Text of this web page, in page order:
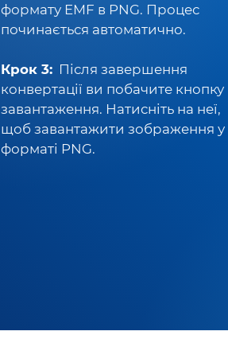
формату EMF в PNG. Процес
починається автоматично.
Крок 3: Після завершення
конвертації ви побачите кнопку
завантаження. Натисніть на неї,
щоб завантажити зображення у
форматі PNG.